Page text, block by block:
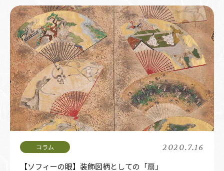
2020.7.16
【ソフィーの眼】装飾図柄としての「扇」